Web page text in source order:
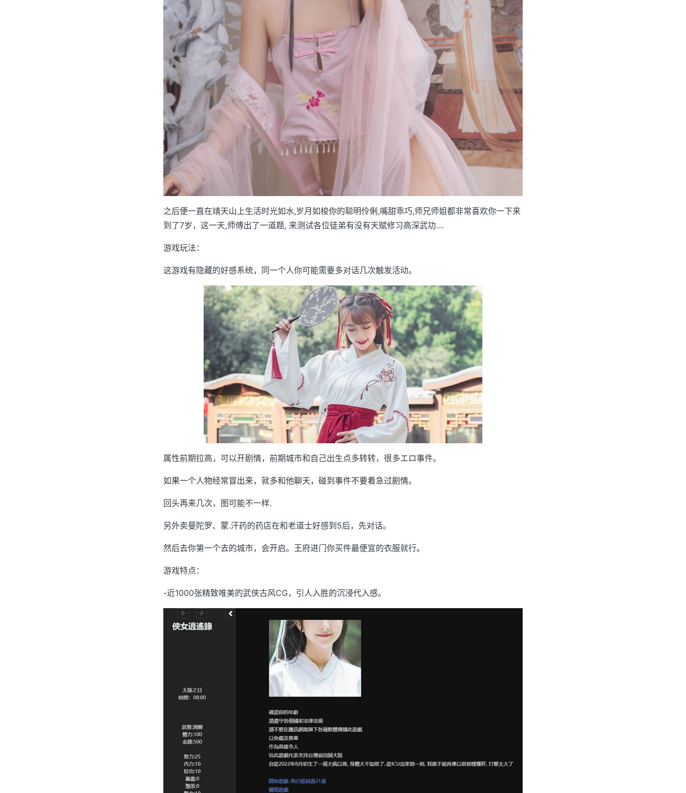
之后便一直在靖天山上生活时光如水,岁月如梭你的聪明伶俐,嘴甜乖巧,师兄师姐都非常喜欢你一下来
到了7岁，这一天,师傅出了一道题, 来测试各位徒弟有没有天赋修习高深武功....
游戏玩法：
这游戏有隐藏的好感系统，同一个人你可能需要多对话几次触发活动。
属性前期拉高，可以开剧情，前期城市和自己出生点多转转，很多エロ事件。
如果一个人物经常冒出来，就多和他聊天，碰到事件不要着急过剧情。
回头再来几次，图可能不一样.
另外卖曼陀罗、蒙.汗药的药店在和老道士好感到5后，先对话。
然后去你第一个去的城市，会开启。王府进门你买件最便宜的衣服就行。
游戏特点：
-近1000张精致唯美的武侠古风CG，引人入胜的沉浸代入感。